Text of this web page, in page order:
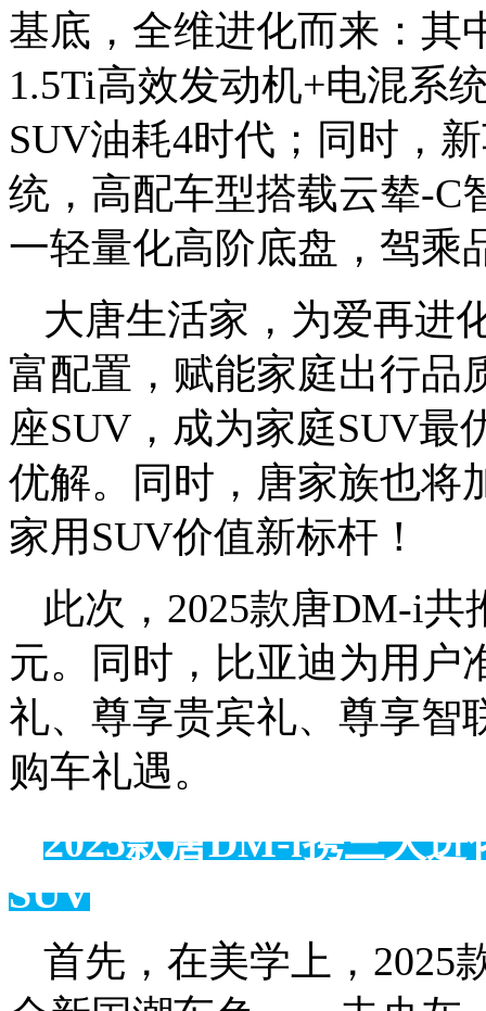
基底，全维进化而来：其
1.5Ti高效发动机+电混系
SUV油耗4时代；同时，
统，高配车型搭载云辇-C
一轻量化高阶底盘，驾乘
大唐生活家，为爱再进
富配置，赋能家庭出行品
座SUV，成为家庭SUV最
优解。同时，唐家族也将
家用SUV价值新标杆！
此次，2025款唐DM-i共
元。同时，比亚迪为用户
礼、尊享贵宾礼、尊享智
购车礼遇。
2025款唐DM-i携三大
SUV
首先，在美学上，2025